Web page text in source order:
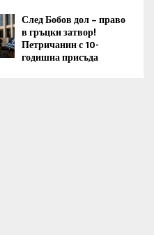
След Бобов дол – право
в гръцки затвор!
Петричанин с 10-
годишна присъда